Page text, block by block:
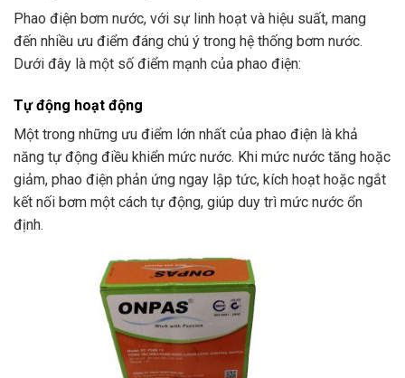
Phao điện bơm nước, với sự linh hoạt và hiệu suất, mang
đến nhiều ưu điểm đáng chú ý trong hệ thống bơm nước.
Dưới đây là một số điểm mạnh của phao điện:
Tự động hoạt động
Một trong những ưu điểm lớn nhất của phao điện là khả
năng tự động điều khiển mức nước. Khi mức nước tăng hoặc
giảm, phao điện phản ứng ngay lập tức, kích hoạt hoặc ngắt
kết nối bơm một cách tự động, giúp duy trì mức nước ổn
định.